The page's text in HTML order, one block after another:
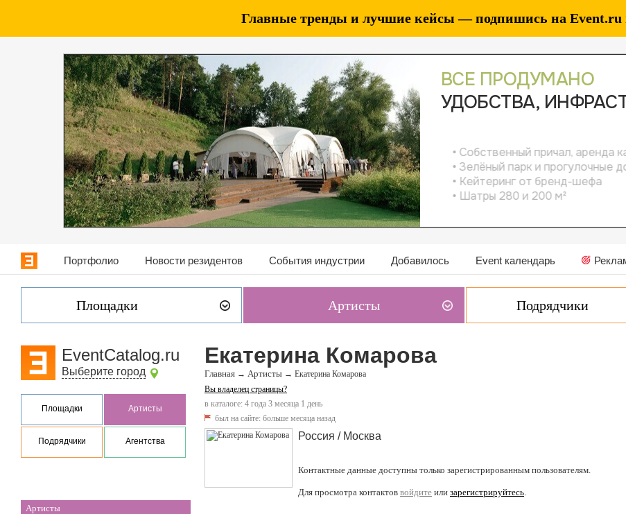
Главные тренды и лучшие кейсы — подпишись на Event.ru
Портфолио Новости резидентов События индустрии Добавилось Event календарь
Площадки Артисты Подрядчики
EventCatalog.ru
Выберите город
Площадки Артисты
Подрядчики Агентства
Артисты
Екатерина Комарова
Главная → Артисты → Екатерина Комарова
Вы владелец страницы?
в каталоге: 4 года 3 месяца 1 день
был на сайте: больше месяца назад
Россия / Москва
Контактные данные доступны только зарегистрированным пользователям.
Для просмотра контактов войдите или зарегистрируйтесь.